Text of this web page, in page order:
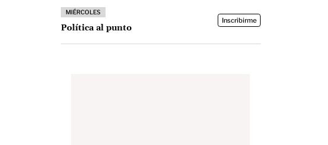
MIÉRCOLES
Política al punto
Inscribirme